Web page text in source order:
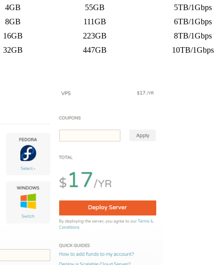
4GB 55GB 5TB/1Gbps
8GB 111GB 6TB/1Gbps
16GB 223GB 8TB/1Gbps
32GB 447GB 10TB/1Gbps